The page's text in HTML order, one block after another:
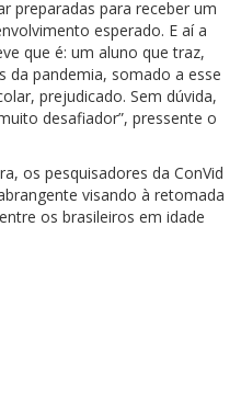
preparadas para receber um
esperado. E aí a
que é: um aluno que traz,
da pandemia, somado a esse
prejudicado. Sem dúvida,
desafiador”, pressente o
os pesquisadores da ConVid
visando à retomada
os brasileiros em idade